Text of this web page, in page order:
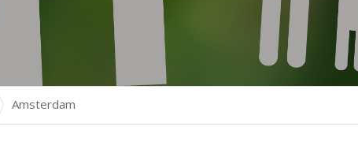
Amsterdam